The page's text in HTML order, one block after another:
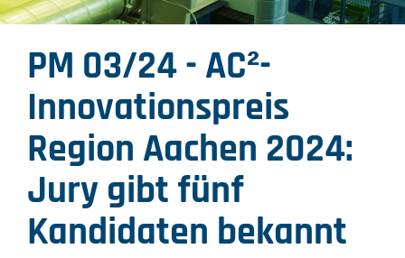
PM 03/24 - AC²-
Innovationspreis
Region Aachen 2024:
Jury gibt fünf
Kandidaten bekannt